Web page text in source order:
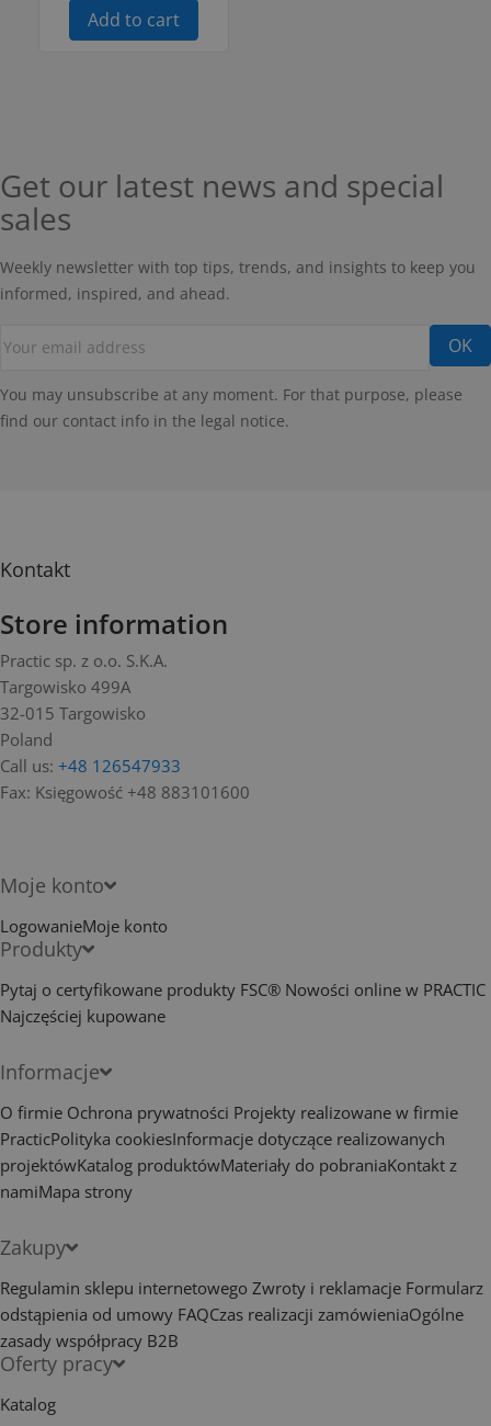
Add to cart
Get our latest news and special
sales
Weekly newsletter with top tips, trends, and insights to keep you
informed, inspired, and ahead.
You may unsubscribe at any moment. For that purpose, please
find our contact info in the legal notice.
Kontakt
Store information
Practic sp. z o.o. S.K.A.
Targowisko 499A
32-015 Targowisko
Poland
Call us: +48 126547933
Fax: Księgowość +48 883101600
Moje konto
LogowanieMoje konto
Produkty
Pytaj o certyfikowane produkty FSC® Nowości online w PRACTIC
Najczęściej kupowane
Informacje
O firmie Ochrona prywatności Projekty realizowane w firmie
PracticPolityka cookiesInformacje dotyczące realizowanych
projektówKatalog produktówMateriały do pobraniaKontakt z
namiMapa strony
Zakupy
Regulamin sklepu internetowego Zwroty i reklamacje Formularz
odstąpienia od umowy FAQCzas realizacji zamówieniaOgólne
zasady współpracy B2B
Oferty pracy
Katalog